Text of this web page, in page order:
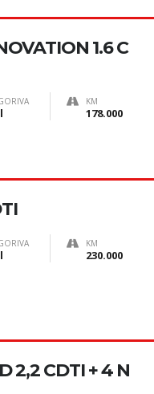
1.6 C
KM
178.000
KM
230.000
2,2 CDTI + 4 N